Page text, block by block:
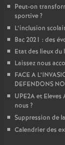
Peut-on
sportive?
L’inclusion
Bac 2021 : des
Etat des lieux du
Laissez nous
FACE A
DEFENDONS
UPE2A et
nous ?
Suppression de
Calendrier des